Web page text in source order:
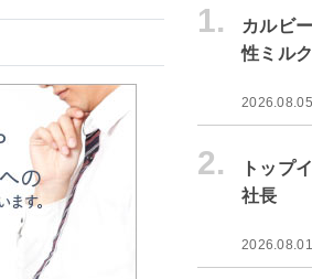
1.
カルビ
性ミル
2026.08.05
2.
トップ
社長
2026.08.01